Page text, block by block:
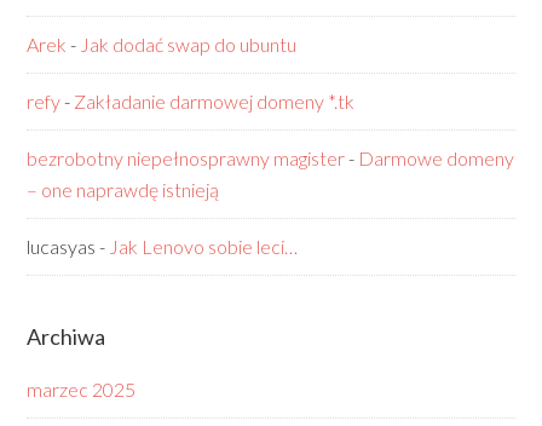
Arek - Jak dodać swap do ubuntu
refy- Zakładanie darmowej domeny *.tk
bezrobotny niepełnosprawny magister- Darmowe domeny
– one naprawdę istnieją
lucasyas - Jak Lenovo sobie leci…
Archiwa
marzec 2025